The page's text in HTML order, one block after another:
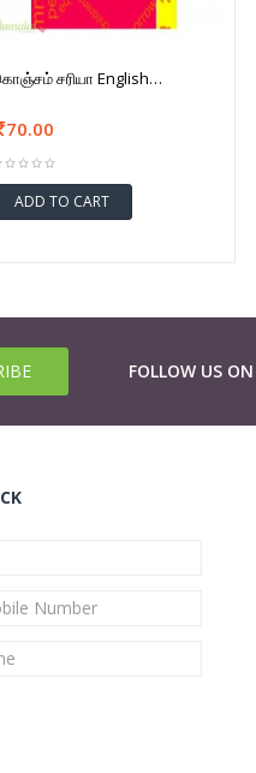
சரியா English…
70.00
ADD TO CART
FOLLOW US ON